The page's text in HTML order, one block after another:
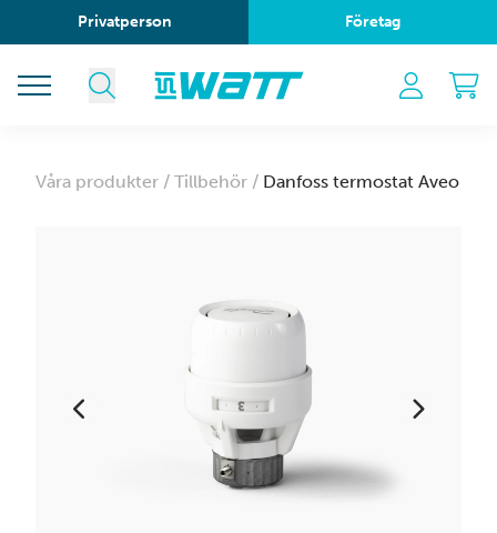
Privatperson Företag
Våra produkter / Tillbehör / Danfoss termostat Aveo